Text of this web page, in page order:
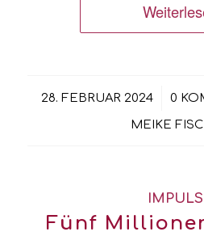
28. FEBRUAR 2024
/ 0
MEIKE
Fünf